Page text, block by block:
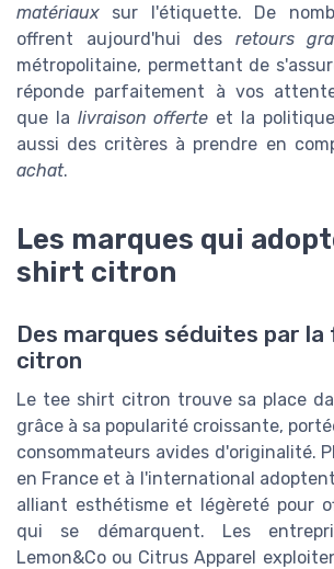
matériaux sur l'étiquette. De
offrent aujourd'hui des retours
métropolitaine, permettant de
réponde parfaitement à vos
que la livraison offerte et la
aussi des critères à prendre en
achat.
Les marques qui
shirt citron
Des marques séduites par
citron
Le tee shirt citron trouve sa place
grâce à sa popularité croissante,
consommateurs avides d'originalité.
en France et à l'international
alliant esthétisme et légèreté pour
qui se démarquent. Les
Lemon&Co ou Citrus Apparel